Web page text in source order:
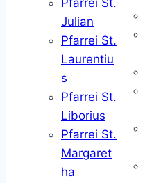
Pfarrei St.
Julian
Pfarrei St.
Laurentiu
s
Pfarrei St.
Liborius
Pfarrei St.
Margaret
ha